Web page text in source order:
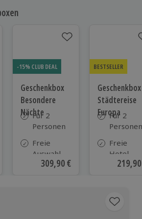
-15% CLUB DEAL
Geschenkbox
Besondere
Nächte
Für 2
Personen
Freie
Auswahl
aus ca. 290
Aktueller Preis
309,90 €
BESTSELLER
Geschenkbox
Städtereise
Europa
Für 2
Personen
Freie
Hotel-
Auswahl